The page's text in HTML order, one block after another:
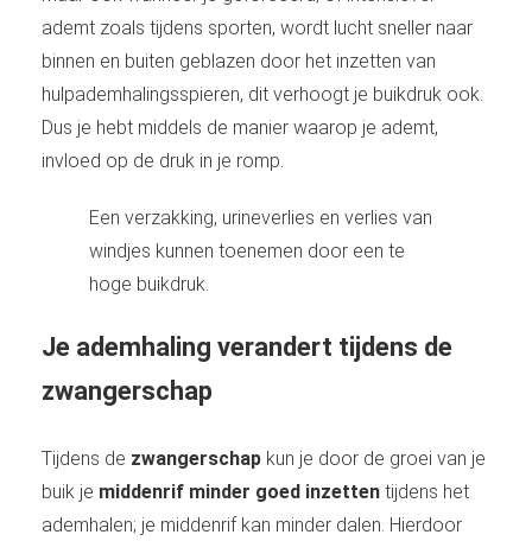
ademt zoals tijdens sporten, wordt lucht sneller naar
binnen en buiten geblazen door het inzetten van
hulpademhalingsspieren, dit verhoogt je buikdruk ook.
Dus je hebt middels de manier waarop je ademt,
invloed op de druk in je romp.
Een verzakking, urineverlies en verlies van
windjes kunnen toenemen door een te
hoge buikdruk.
Je ademhaling verandert tijdens de
zwangerschap
Tijdens de zwangerschap kun je door de groei van je
buik je middenrif minder goed inzetten tijdens het
ademhalen; je middenrif kan minder dalen. Hierdoor